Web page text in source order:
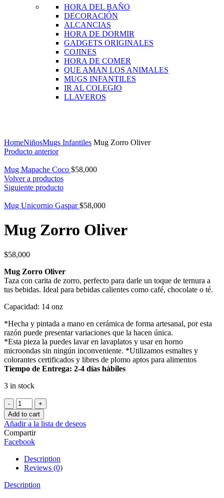
HORA DEL BAÑO
DECORACIÓN
ALCANCIAS
HORA DE DORMIR
GADGETS ORIGINALES
COJINES
HORA DE COMER
QUE AMAN LOS ANIMALES
MUGS INFANTILES
IR AL COLEGIO
LLAVEROS
HomeNiñosMugs Infantiles Mug Zorro Oliver
Producto anterior
Mug Mapache Coco $58,000
Volver a productos
Siguiente producto
Mug Unicornio Gaspar$58,000
Mug Zorro Oliver
$58,000
Mug Zorro Oliver
Taza con carita de zorro, perfecto para darle un toque de ternura a
tus bebidas. Ideal para bebidas calientes como café, chocolate o té.
Capacidad: 14 onz
*Hecha y pintada a mano en cerámica de forma artesanal, por esta
razón puede presentar variaciones que la hacen única.
*Esta pieza la puedes lavar en lavaplatos y usar en horno
microondas sin ningún inconveniente. *Utilizamos esmaltes y
colorantes certificados y libres de plomo aptos para alimentos
Tiempo de Entrega: 2-4 días hábiles
3 in stock
Mug
Zorro
Oliver
quantity
Add to cart
Añadir a la lista de deseos
Compartir
Facebook
Description
Reviews (0)
Description